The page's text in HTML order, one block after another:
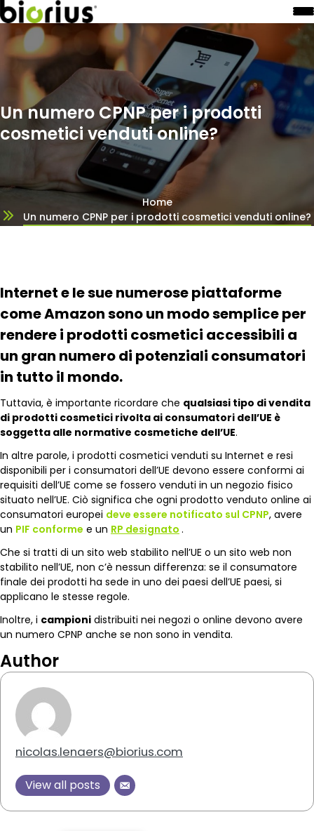
Un numero CPNP per i prodotti
cosmetici venduti online?
Home
Un numero CPNP per i prodotti cosmetici venduti online?
Internet e le sue numerose piattaforme
come Amazon sono un modo semplice per
rendere i prodotti cosmetici accessibili a
un gran numero di potenziali consumatori
in tutto il mondo.
Tuttavia, è importante ricordare che qualsiasi tipo di vendita
di prodotti cosmetici rivolta ai consumatori dell’UE è
soggetta alle normative cosmetiche dell’UE.
In altre parole, i prodotti cosmetici venduti su Internet e resi
disponibili per i consumatori dell’UE devono essere conformi ai
requisiti dell’UE come se fossero venduti in un negozio fisico
situato nell’UE. Ciò significa che ogni prodotto venduto online ai
consumatori europei deve essere notificato sul CPNP, avere
un PIF conforme e un RP designato .
Che si tratti di un sito web stabilito nell’UE o un sito web non
stabilito nell’UE, non c’è nessun differenza: se il consumatore
finale dei prodotti ha sede in uno dei paesi dell’UE paesi, si
applicano le stesse regole.
Inoltre, i campioni distribuiti nei negozi o online devono avere
un numero CPNP anche se non sono in vendita.
Author
nicolas.lenaers@biorius.com
View all posts